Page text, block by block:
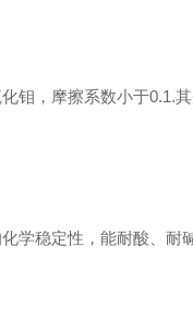
，摩擦系数小于0.1.
稳定性，能耐酸、耐碱